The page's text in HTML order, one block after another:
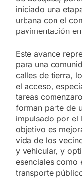
iniciado una
urbana con el
pavimentación
Este avance
para una
calles de tierra,
el acceso,
tareas
forman parte de
impulsado por el
objetivo es
vida de los
y vehicular, y
esenciales como
transporte